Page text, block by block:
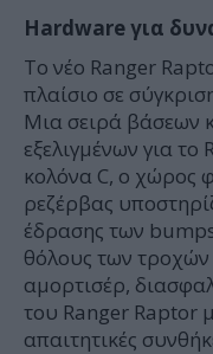
Hardwareγια
Το νέο Ranger
πλαίσιο σε
Μια σειρά βάσεων
εξελιγμένων για
κολόνα C, ο χώρος
ρεζέρβας
έδρασης των
θόλους των
αμορτισέρ,
του Ranger Raptor
απαιτητικές